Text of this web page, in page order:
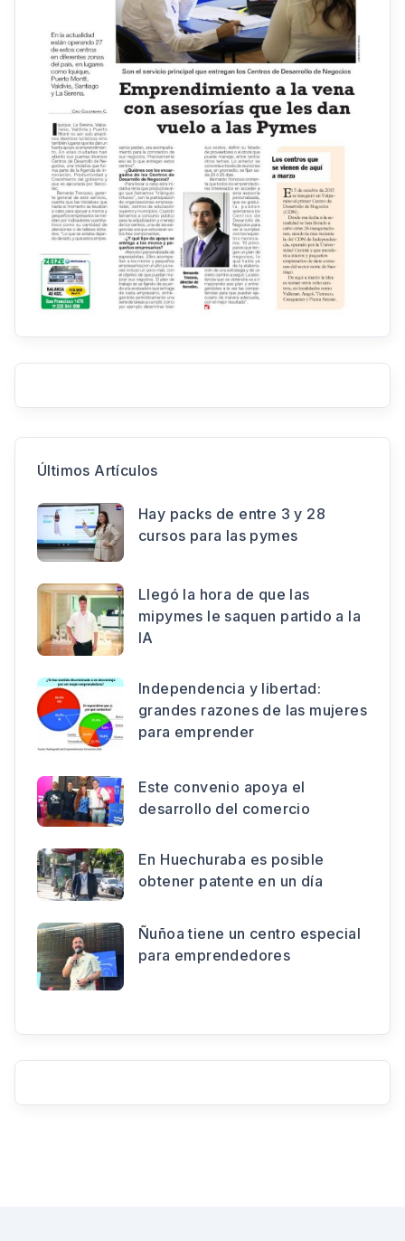
Últimos Artículos
Hay packs de entre 3 y 28
cursos para las pymes
Llegó la hora de que las
mipymes le saquen partido a la
IA
Independencia y libertad:
grandes razones de las mujeres
para emprender
Este convenio apoya el
desarrollo del comercio
En Huechuraba es posible
obtener patente en un día
Ñuñoa tiene un centro especial
para emprendedores